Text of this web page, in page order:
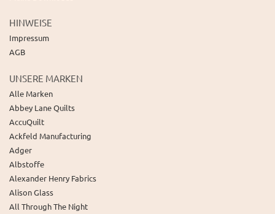
HINWEISE
Impressum
AGB
UNSERE MARKEN
Alle Marken
Abbey Lane Quilts
AccuQuilt
Ackfeld Manufacturing
Adger
Albstoffe
Alexander Henry Fabrics
Alison Glass
All Through The Night